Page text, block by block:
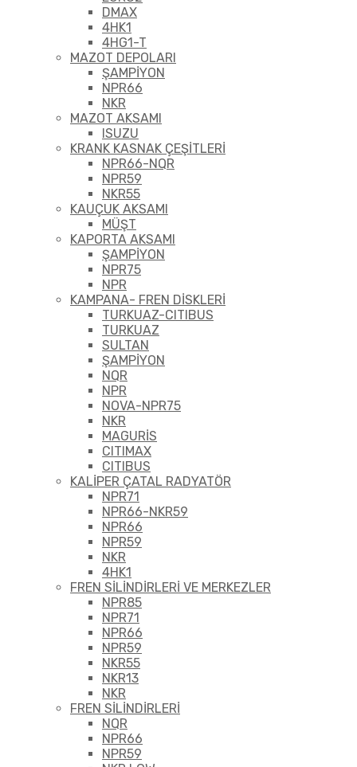
DMAX
4HK1
4HG1-T
MAZOT DEPOLARI
ŞAMPİYON
NPR66
NKR
MAZOT AKSAMI
ISUZU
KRANK KASNAK ÇEŞİTLERİ
NPR66-NQR
NPR59
NKR55
KAUÇUK AKSAMI
MÜŞT
KAPORTA AKSAMI
ŞAMPİYON
NPR75
NPR
KAMPANA- FREN DİSKLERİ
TURKUAZ-CITIBUS
TURKUAZ
SULTAN
ŞAMPİYON
NQR
NPR
NOVA-NPR75
NKR
MAGURİS
CITIMAX
CITIBUS
KALİPER ÇATAL RADYATÖR
NPR71
NPR66-NKR59
NPR66
NPR59
NKR
4HK1
FREN SİLİNDİRLERİ VE MERKEZLER
NPR85
NPR71
NPR66
NPR59
NKR55
NKR13
NKR
FREN SİLİNDİRLERİ
NQR
NPR66
NPR59